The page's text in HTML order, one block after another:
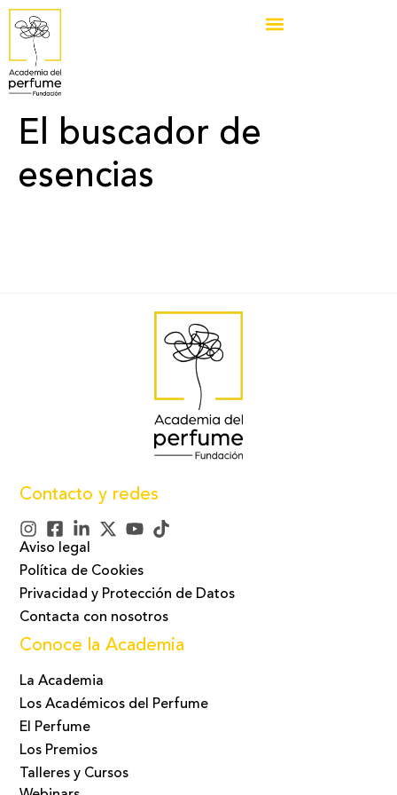
El buscador de
esencias
Contacto y redes
Aviso legal
Política de Cookies
Privacidad y Protección de Datos
Contacta con nosotros
Conoce la Academia
La Academia
Los Académicos del Perfume
El Perfume
Los Premios
Talleres y Cursos